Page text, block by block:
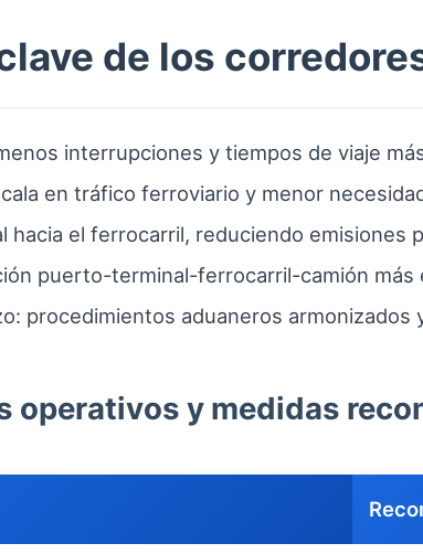
de los
interrupciones y tiempos de viaje
en tráfico ferroviario y menor
hacia el ferrocarril, reduciendo emisiones
puerto-terminal-ferrocarril-camión más
procedimientos aduaneros armonizados
operativos y medidas